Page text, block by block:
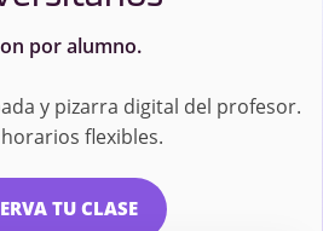
por alumno.
y pizarra digital del profesor.
flexibles.
TU CLASE